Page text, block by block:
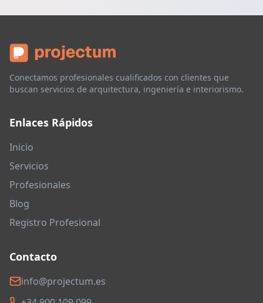
Conectamos profesionales cualificados con clientes que
buscan servicios de arquitectura, ingeniería e interiorismo.
Enlaces Rápidos
Inicio
Servicios
Profesionales
Blog
Registro Profesional
Contacto
info@projectum.es